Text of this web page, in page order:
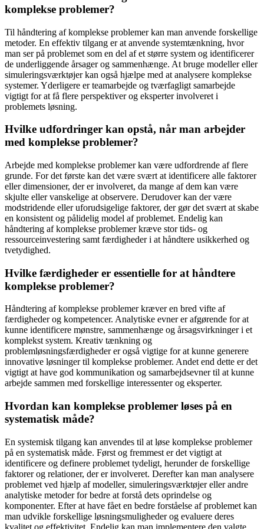
komplekse problemer?
Til håndtering af komplekse problemer kan man anvende forskellige
metoder. En effektiv tilgang er at anvende systemtænkning, hvor
man ser på problemet som en del af et større system og identificerer
de underliggende årsager og sammenhænge. At bruge modeller eller
simuleringsværktøjer kan også hjælpe med at analysere komplekse
systemer. Yderligere er teamarbejde og tværfagligt samarbejde
vigtigt for at få flere perspektiver og eksperter involveret i
problemets løsning.
Hvilke udfordringer kan opstå, når man arbejder
med komplekse problemer?
Arbejde med komplekse problemer kan være udfordrende af flere
grunde. For det første kan det være svært at identificere alle faktorer
eller dimensioner, der er involveret, da mange af dem kan være
skjulte eller vanskelige at observere. Derudover kan der være
modstridende eller uforudsigelige faktorer, der gør det svært at skabe
en konsistent og pålidelig model af problemet. Endelig kan
håndtering af komplekse problemer kræve stor tids- og
ressourceinvestering samt færdigheder i at håndtere usikkerhed og
tvetydighed.
Hvilke færdigheder er essentielle for at håndtere
komplekse problemer?
Håndtering af komplekse problemer kræver en bred vifte af
færdigheder og kompetencer. Analytiske evner er afgørende for at
kunne identificere mønstre, sammenhænge og årsagsvirkninger i et
komplekst system. Kreativ tænkning og
problemløsningsfærdigheder er også vigtige for at kunne generere
innovative løsninger til komplekse problemer. Andet end dette er det
vigtigt at have god kommunikation og samarbejdsevner til at kunne
arbejde sammen med forskellige interessenter og eksperter.
Hvordan kan komplekse problemer løses på en
systematisk måde?
En systemisk tilgang kan anvendes til at løse komplekse problemer
på en systematisk måde. Først og fremmest er det vigtigt at
identificere og definere problemet tydeligt, herunder de forskellige
faktorer og relationer, der er involveret. Derefter kan man analysere
problemet ved hjælp af modeller, simuleringsværktøjer eller andre
analytiske metoder for bedre at forstå dets oprindelse og
komponenter. Efter at have fået en bedre forståelse af problemet kan
man udvikle forskellige løsningsmuligheder og evaluere deres
kvalitet og effektivitet. Endelig kan man implementere den valgte